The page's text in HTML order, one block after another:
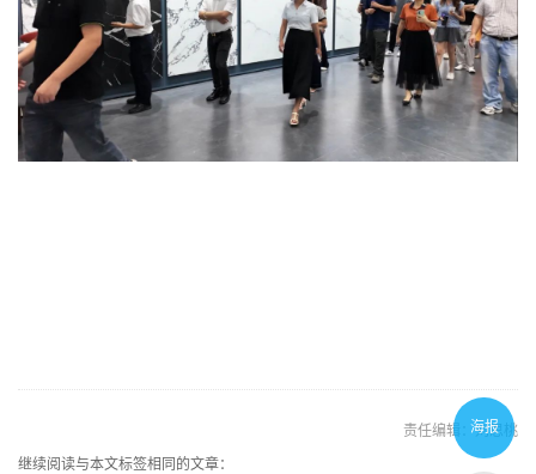
责任编辑：刘思桃
继续阅读与本文标签相同的文章：
海报